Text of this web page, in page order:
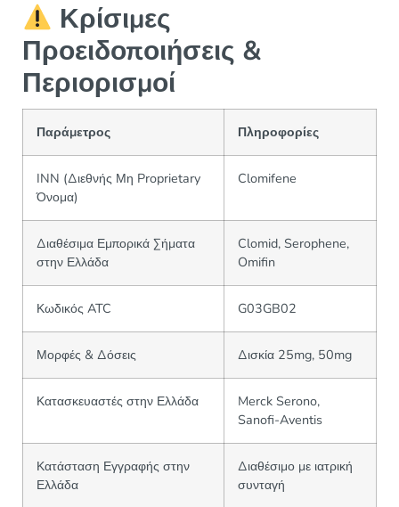
Κρίσιμες
Προειδοποιήσεις &
Περιορισμοί
Παράμετρος Πληροφορίες
INN (Διεθνής Μη Proprietary
Όνομα)
Clomifene
Διαθέσιμα Εμπορικά Σήματα
στην Ελλάδα
Clomid, Serophene,
Omifin
Κωδικός ATC G03GB02
Μορφές & Δόσεις Δισκία 25mg, 50mg
Κατασκευαστές στην Ελλάδα
Merck Serono,
Sanofi-Aventis
Κατάσταση Εγγραφής στην
Ελλάδα
Διαθέσιμο με ιατρική
συνταγή